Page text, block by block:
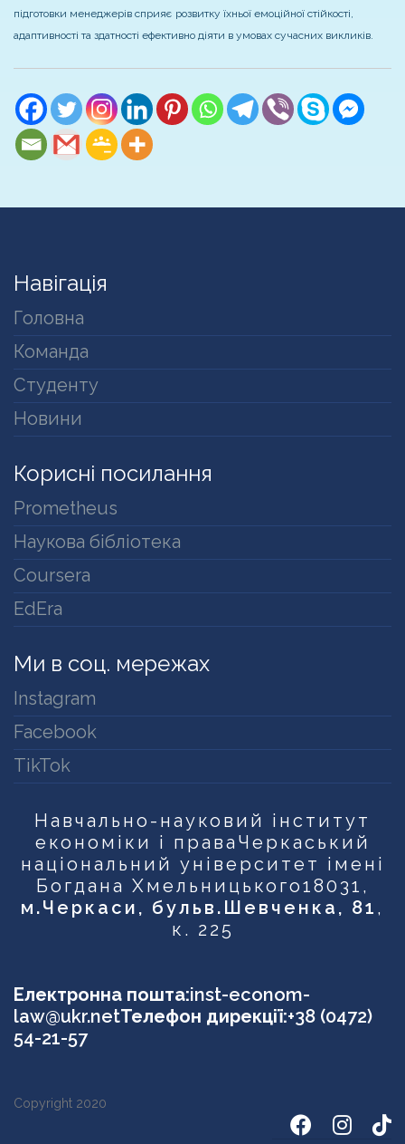
підготовки менеджерів сприяє розвитку їхньої емоційної стійкості,
адаптивності та здатності ефективно діяти в умовах сучасних викликів.
Навігація
Головна
Команда
Студенту
Новини
Корисні посилання
Prometheus
Наукова бібліотека
Coursera
EdEra
Ми в соц. мережах
Instagram
Facebook
TikTok
Навчально-науковий інститут
економіки і права Черкаський
національний університет імені
Богдана Хмельницького18031,
м.Черкаси, бульв.Шевченка, 81 ,
к. 225
Електронна пошта:inst-econom-
law@ukr.netТелефон дирекції:+38 (0472)
54-21-57
Copyright 2020